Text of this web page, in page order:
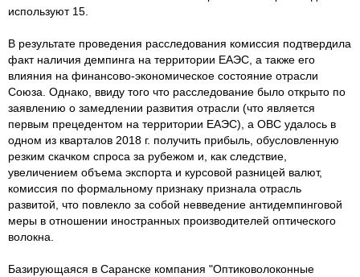
используют 15.
В результате проведения расследования комиссия подтвердила
факт наличия демпинга на территории ЕАЭС, а также его
влияния на финансово-экономическое состояние отрасли
Союза. Однако, ввиду того что расследование было открыто по
заявлению о замедлении развития отрасли (что является
первым прецедентом на территории ЕАЭС), а ОВС удалось в
одном из кварталов 2018 г. получить прибыль, обусловленную
резким скачком спроса за рубежом и, как следствие,
увеличением объема экспорта и курсовой разницей валют,
комиссия по формальному признаку признала отрасль
развитой, что повлекло за собой невведение антидемпинговой
меры в отношении иностранных производителей оптического
волокна.
Базирующаяся в Саранске компания "Оптиковолоконные